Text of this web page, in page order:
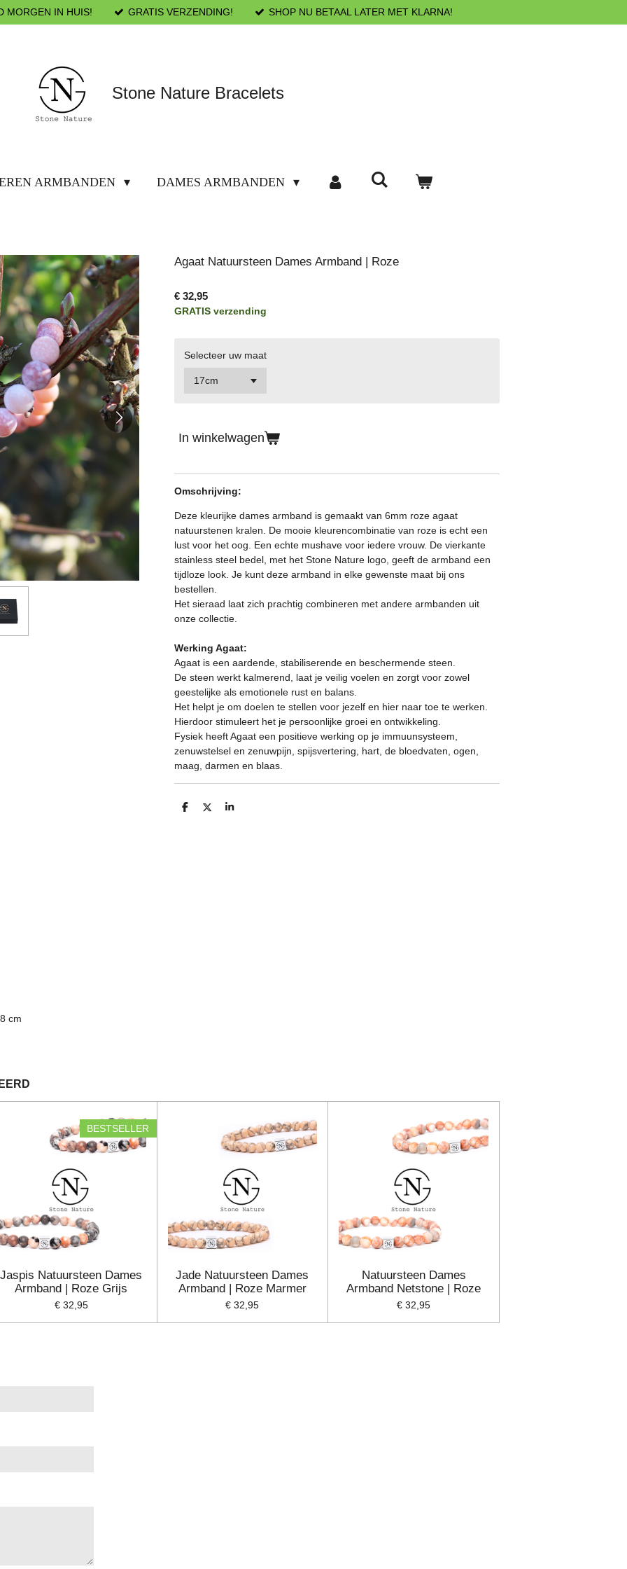
MORGEN IN HUIS! GRATIS VERZENDING! SHOP NU BETAAL LATER MET KLARNA!
Stone Nature Bracelets
ARMBANDEN DAMES ARMBANDEN
Agaat Natuursteen Dames Armband | Roze
€ 32,95
GRATIS verzending
Selecteer uw maat
In winkelwagen
Omschrijving:
Deze kleurijke dames armband is gemaakt van 6mm roze agaat
natuurstenen kralen. De mooie kleurencombinatie van roze is echt een
lust voor het oog. Een echte mushave voor iedere vrouw. De vierkante
stainless steel bedel, met het Stone Nature logo, geeft de armband een
tijdloze look. Je kunt deze armband in elke gewenste maat bij ons
bestellen.
Het sieraad laat zich prachtig combineren met andere armbanden uit
onze collectie.
Werking Agaat:
Agaat is een aardende, stabiliserende en beschermende steen.
De steen werkt kalmerend, laat je veilig voelen en zorgt voor zowel
geestelijke als emotionele rust en balans.
Het helpt je om doelen te stellen voor jezelf en hier naar toe te werken.
Hierdoor stimuleert het je persoonlijke groei en ontwikkeling.
Fysiek heeft Agaat een positieve werking op je immuunsysteem,
zenuwstelsel en zenuwpijn, spijsvertering, hart, de bloedvaten, ogen,
maag, darmen en blaas.
D
D
S
cm
BESTSELLER
Jaspis Natuursteen Dames
Armband | Roze Grijs
€ 32,95
Jade Natuursteen Dames
Armband | Roze Marmer
€ 32,95
Natuursteen Dames
Armband Netstone | Roze
€ 32,95